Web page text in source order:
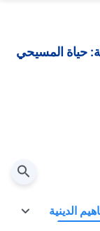
حياة المسيحي
الدينية كشف